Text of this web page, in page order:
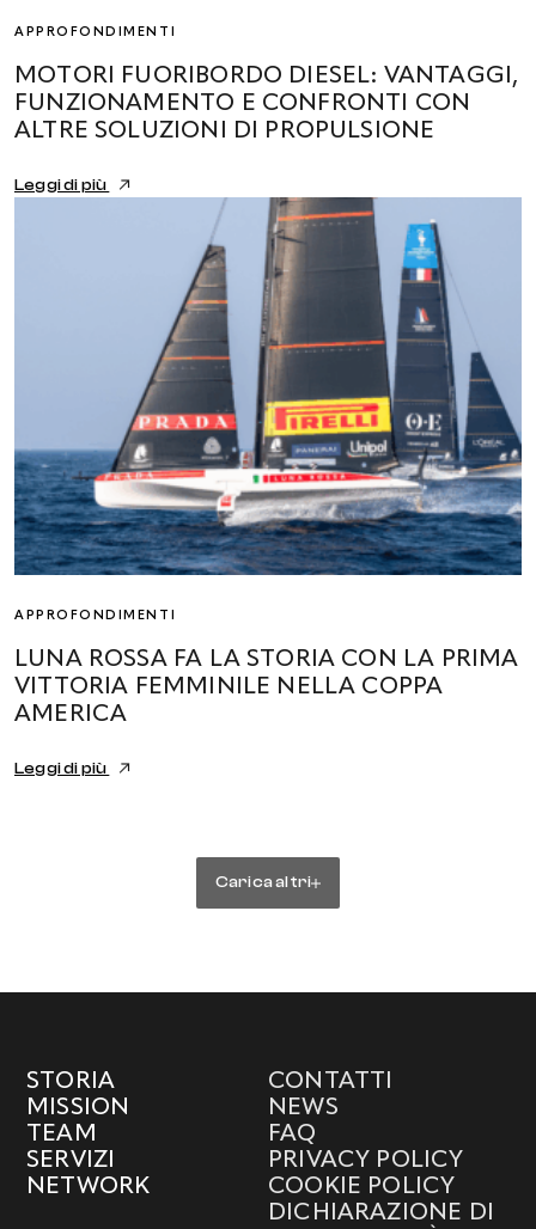
APPROFONDIMENTI
MOTORI FUORIBORDO DIESEL: VANTAGGI,
FUNZIONAMENTO E CONFRONTI CON
ALTRE SOLUZIONI DI PROPULSIONE
Leggi di più
APPROFONDIMENTI
LUNA ROSSA FA LA STORIA CON LA PRIMA
VITTORIA FEMMINILE NELLA COPPA
AMERICA
Leggi di più
Carica altri
STORIA
MISSION
TEAM
SERVIZI
NETWORK
CONTATTI
NEWS
FAQ
PRIVACY POLICY
COOKIE POLICY
DICHIARAZIONE DI